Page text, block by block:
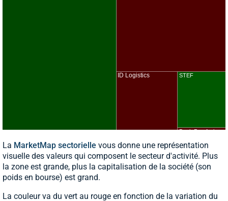
La MarketMap sectorielle vous donne une représentation
visuelle des valeurs qui composent le secteur d'activité. Plus
la zone est grande, plus la capitalisation de la société (son
poids en bourse) est grand.
La couleur va du vert au rouge en fonction de la variation du